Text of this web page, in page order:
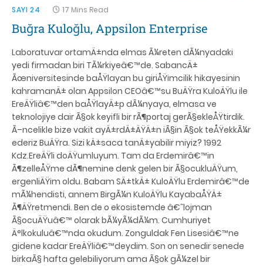
SAYI 24 17 Mins Read
Buğra Kuloğlu, Appsilon Enterprise
Laboratuvar ortamÄ±nda elmas Ã¼reten dÃ¼nyadaki
yedi firmadan biri TÃ¼rkiyeâ€™de. SabancÄ±
Ãœniversitesinde baÅŸlayan bu giriÅŸimcilik hikayesinin
kahramanÄ± olan Appsilon CEOâ€™su BuÄŸra KuloÄŸlu ile
EreÄŸliâ€™den baÅŸlayÄ±p dÃ¼nyaya, elmasa ve
teknolojiye dair Ã§ok keyifli bir rÃ¶portaj gerÃ§ekleÅŸtirdik.
Ã–ncelikle bize vakit ayÄ±rdÄ±ÄŸÄ±n iÃ§in Ã§ok teÅŸekkÃ¼r
ederiz BuÄŸra. Sizi kÄ±saca tanÄ±yabilir miyiz? 1992
Kdz.EreÄŸli doÄŸumluyum. Tam da Erdemirâ€™in
Ã¶zelleÅŸme dÃ¶nemine denk gelen bir Ã§ocukluÄŸum,
ergenliÄŸim oldu. Babam SÄ±tkÄ± KuloÄŸlu Erdemirâ€™de
mÃ¼hendisti, annem BirgÃ¼n KuloÄŸlu KayabaÅŸÄ±
Ã¶ÄŸretmendi. Ben de o ekosistemde â€˜lojman
Ã§ocuÄŸuâ€™ olarak bÃ¼yÃ¼dÃ¼m. Cumhuriyet
Ä°lkokuluâ€™nda okudum. Zonguldak Fen Lisesiâ€™ne
gidene kadar EreÄŸliâ€™deydim. Son on senedir senede
birkaÃ§ hafta gelebiliyorum ama Ã§ok gÃ¼zel bir